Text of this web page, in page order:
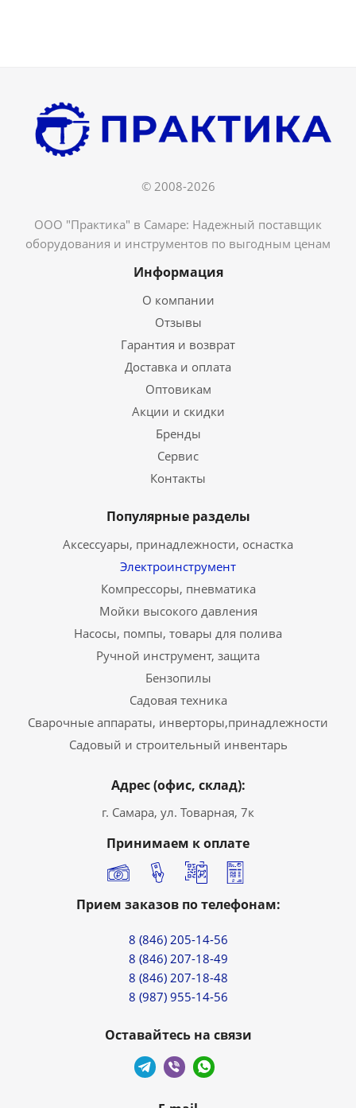
© 2008-2026
ООО "Практика" в Самаре: Надежный поставщик
оборудования и инструментов по выгодным ценам
Информация
О компании
Отзывы
Гарантия и возврат
Доставка и оплата
Оптовикам
Акции и скидки
Бренды
Сервис
Контакты
Популярные разделы
Аксессуары, принадлежности, оснастка
Электроинструмент
Компрессоры, пневматика
Мойки высокого давления
Насосы, помпы, товары для полива
Ручной инструмент, защита
Бензопилы
Садовая техника
Сварочные аппараты, инверторы,принадлежности
Садовый и строительный инвентарь
Адрес (офис, склад):
г. Самара, ул. Товарная, 7к
Принимаем к оплате
Прием заказов по телефонам:
8 (846) 205-14-56
8 (846) 207-18-49
8 (846) 207-18-48
8 (987) 955-14-56
Оставайтесь на связи